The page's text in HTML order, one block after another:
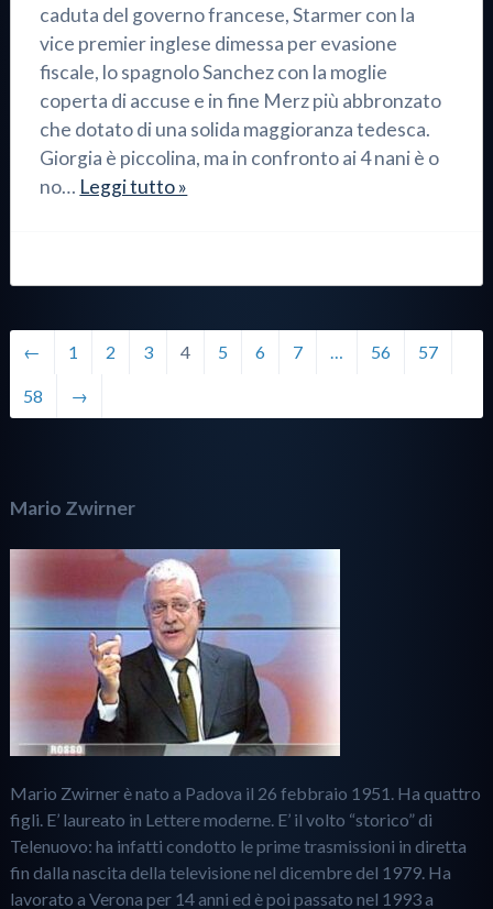
caduta del governo francese, Starmer con la
vice premier inglese dimessa per evasione
fiscale, lo spagnolo Sanchez con la moglie
coperta di accuse e in fine Merz più abbronzato
che dotato di una solida maggioranza tedesca.
Giorgia è piccolina, ma in confronto ai 4 nani è o
no… Leggi tutto »
← 1 2 3 4 5 6 7 … 56 57
58 →
Mario Zwirner
Mario Zwirner è nato a Padova il 26 febbraio 1951. Ha quattro
figli. E’ laureato in Lettere moderne. E’ il volto “storico” di
Telenuovo: ha infatti condotto le prime trasmissioni in diretta
fin dalla nascita della televisione nel dicembre del 1979. Ha
lavorato a Verona per 14 anni ed è poi passato nel 1993 a